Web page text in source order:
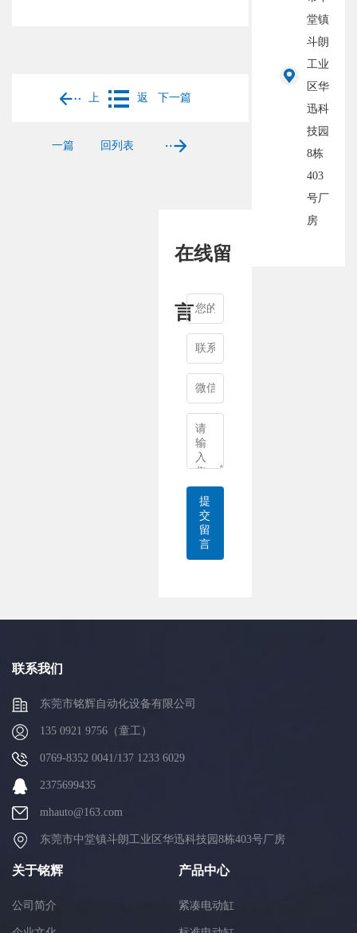
上
一篇
返
回列表
下一篇
堂镇
斗朗
工业
区华
迅科
技园
8栋
403
号厂
房
在线留
言
提
交
留
言
联系我们
东莞市铭辉自动化设备有限公司
135 0921 9756（童工）
0769-8352 0041/137 1233 6029
2375699435
mhauto@163.com
东莞市中堂镇斗朗工业区华迅科技园8栋403号厂房
关于铭辉
公司简介
产品中心
紧凑电动缸